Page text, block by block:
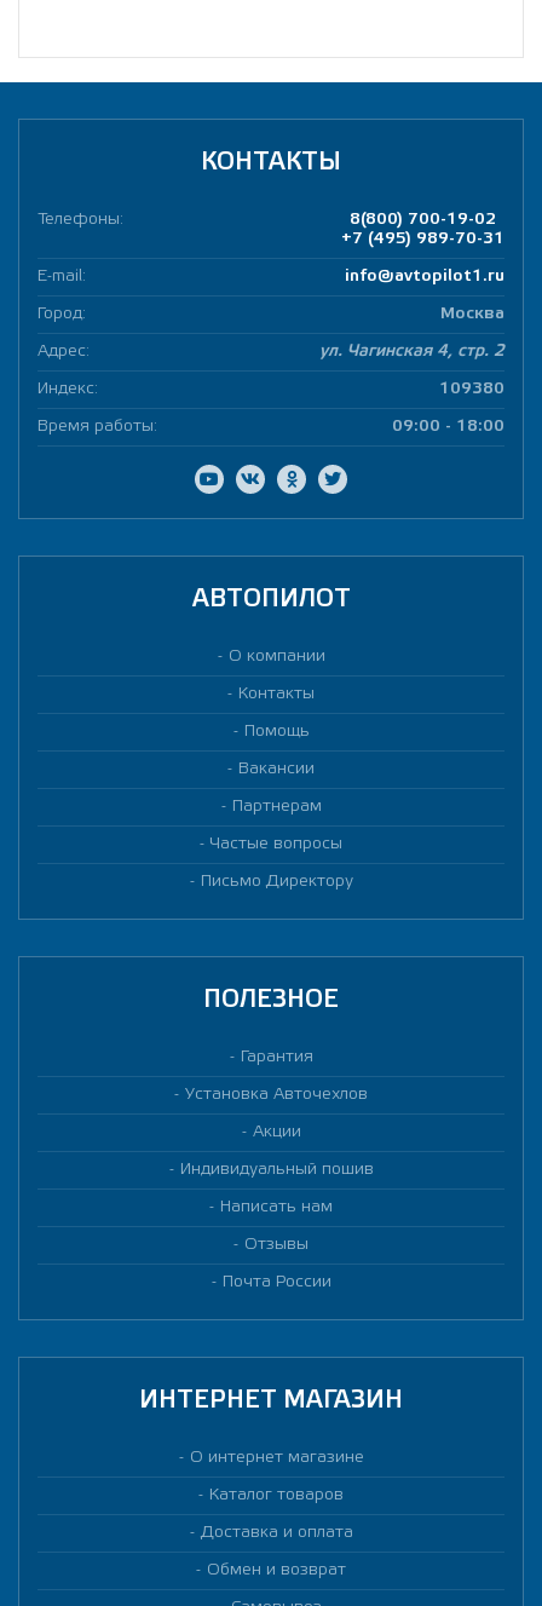
КОНТАКТЫ
Телефоны:
8(800) 700-19-02
+7 (495) 989-70-31
E-mail: info@avtopilot1.ru
Город: Москва
Адрес: ул. Чагинская 4, стр. 2
Индекс: 109380
Время работы: 09:00 - 18:00
АВТОПИЛОТ
О компании
Контакты
Помощь
Вакансии
Партнерам
Частые вопросы
Письмо Директору
ПОЛЕЗНОЕ
Гарантия
Установка Авточехлов
Акции
Индивидуальный пошив
Написать нам
Отзывы
Почта России
ИНТЕРНЕТ МАГАЗИН
О интернет магазине
Каталог товаров
Доставка и оплата
Обмен и возврат